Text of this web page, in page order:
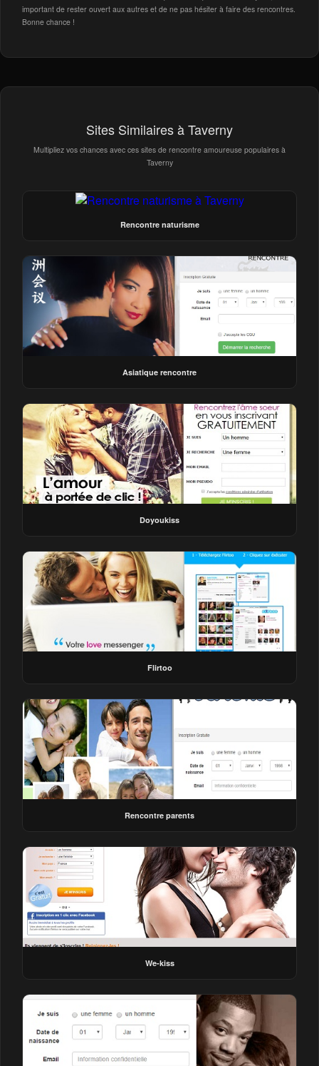
important de rester ouvert aux autres et de ne pas hésiter à faire des rencontres.
Bonne chance !
Sites Similaires à Taverny
Multipliez vos chances avec ces sites de rencontre amoureuse populaires à
Taverny
Rencontre naturisme
Asiatique rencontre
Doyoukiss
Flirtoo
Rencontre parents
We-kiss